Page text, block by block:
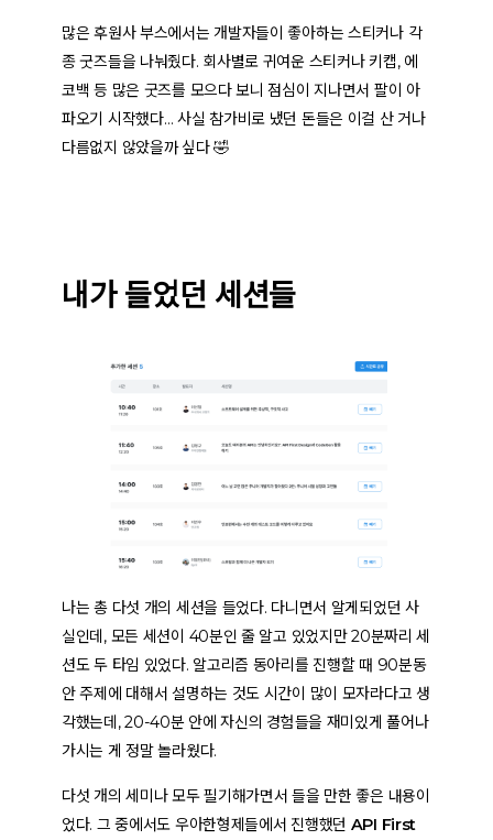
많은 후원사 부스에서는 개발자들이 좋아하는 스티커나 각
종 굿즈들을 나눠줬다. 회사별로 귀여운 스티커나 키캡, 에
코백 등 많은 굿즈를 모으다 보니 점심이 지나면서 팔이 아
파오기 시작했다… 사실 참가비로 냈던 돈들은 이걸 산 거나
다름없지 않았을까 싶다 🤣
내가 들었던 세션들
나는 총 다섯 개의 세션을 들었다. 다니면서 알게되었던 사
실인데, 모든 세션이 40분인 줄 알고 있었지만 20분짜리 세
션도 두 타임 있었다. 알고리즘 동아리를 진행할 때 90분동
안 주제에 대해서 설명하는 것도 시간이 많이 모자라다고 생
각했는데, 20-40분 안에 자신의 경험들을 재미있게 풀어나
가시는 게 정말 놀라웠다.
다섯 개의 세미나 모두 필기해가면서 들을 만한 좋은 내용이
었다. 그 중에서도 우아한형제들에서 진행했던 API First